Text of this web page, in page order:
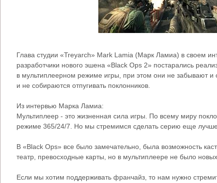
Глава студии «Treyarch» Mark Lamia (Марк Ламиа) в своем
разработчики нового эшена «Black Ops 2» постарались
в мультиплеерном режиме игры, при этом они не забывают и
и не собираются отпугивать поклонников.
Из интервью Марка Ламиа:
Мультиплеер - это жизненная сила игры. По всему миру
режиме 365/24/7. Но мы стремимся сделать серию еще
В «Black Ops» все было замечательно, была возможность
театр, превосходные карты, но в мультиплеере не было
Если мы хотим поддерживать франчайз, то нам нужно